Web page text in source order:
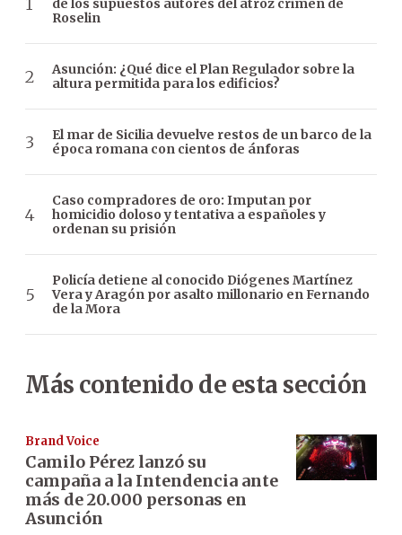
de los supuestos autores del atroz crimen de
Roselin
Asunción: ¿Qué dice el Plan Regulador sobre la
altura permitida para los edificios?
El mar de Sicilia devuelve restos de un barco de la
época romana con cientos de ánforas
Caso compradores de oro: Imputan por
homicidio doloso y tentativa a españoles y
ordenan su prisión
Policía detiene al conocido Diógenes Martínez
Vera y Aragón por asalto millonario en Fernando
de la Mora
Más contenido de esta sección
Brand Voice
Camilo Pérez lanzó su
campaña a la Intendencia ante
más de 20.000 personas en
Asunción